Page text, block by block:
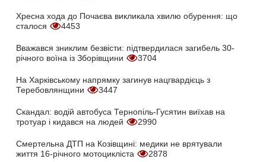
Хресна хода до Почаєва викликала хвилю обурення: що
сталося
4453
Вважався зниклим безвісти: підтвердилася загибель 30-
річного воїна із Зборівщини
3704
На Харківському напрямку загинув нацгвардієць з
Теребовлянщини
3447
Скандал: водій автобуса Тернопіль-Гусятин виїхав на
тротуар і кидався на людей
2990
Смертельна ДТП на Козівщині: медики не врятували
життя 16-річного мотоцикліста
2878